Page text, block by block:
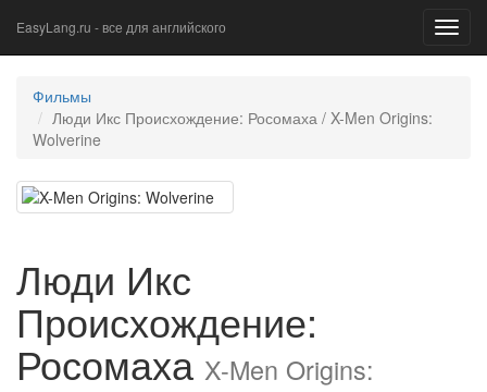
EasyLang.ru - все для английского
Фильмы
Люди Икс Происхождение: Росомаха / X-Men Origins:
Wolverine
Люди Икс
Происхождение:
РосомахаX-Men Origins: